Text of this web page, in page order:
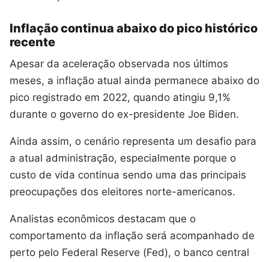
Inflação continua abaixo do pico histórico
recente
Apesar da aceleração observada nos últimos
meses, a inflação atual ainda permanece abaixo do
pico registrado em 2022, quando atingiu 9,1%
durante o governo do ex-presidente Joe Biden.
Ainda assim, o cenário representa um desafio para
a atual administração, especialmente porque o
custo de vida continua sendo uma das principais
preocupações dos eleitores norte-americanos.
Analistas econômicos destacam que o
comportamento da inflação será acompanhado de
perto pelo Federal Reserve (Fed), o banco central